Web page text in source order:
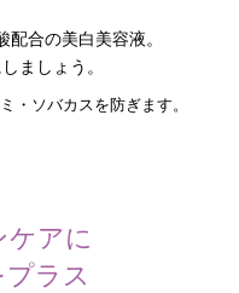
合の美白美容液。
ましょう。
・ソバカスを防ぎます。
アに
ラス